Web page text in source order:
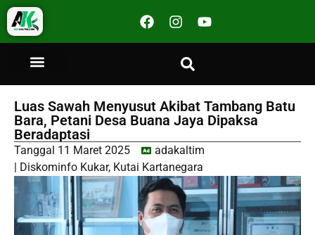
Luas Sawah Menyusut Akibat Tambang Batu
Bara, Petani Desa Buana Jaya Dipaksa
Beradaptasi
Tanggal 11 Maret 2025
adakaltim
Diskominfo Kukar, Kutai Kartanegara